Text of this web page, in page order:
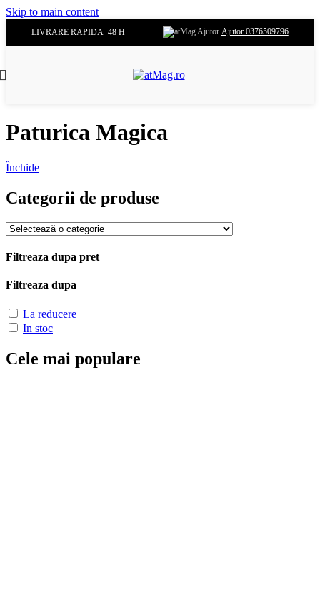
Skip to main content
LIVRARE RAPIDA 48 H Ajutor 0376509796
Paturica Magica
Închide
Categorii de produse
Filtreaza dupa pret
Filtreaza dupa
La reducere
In stoc
Cele mai populare